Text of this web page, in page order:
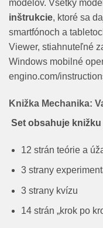
modelov. Všetky
inštrukcie, ktoré sa
smartfónoch a
Viewer, stiahnuteľné
Windows mobilné
engino.com/
Knižka Mechanika:
Set obsahuje
12 strán teórie a
3 strany
3 strany kvízu
14 strán „krok po